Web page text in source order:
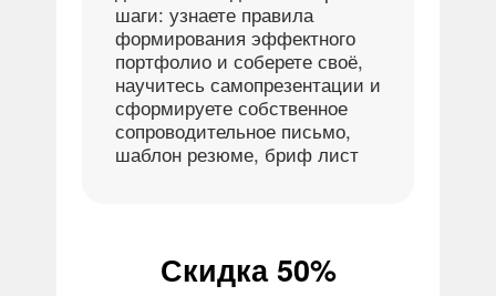
шаги: узнаете правила
формирования эффектного
портфолио и соберете своё,
научитесь самопрезентации и
сформируете собственное
сопроводительное письмо,
шаблон резюме, бриф лист
Скидка 50%